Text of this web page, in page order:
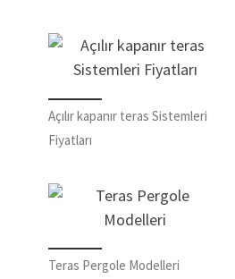
Açılır kapanır teras Sistemleri
Fiyatları
Teras Pergole Modelleri